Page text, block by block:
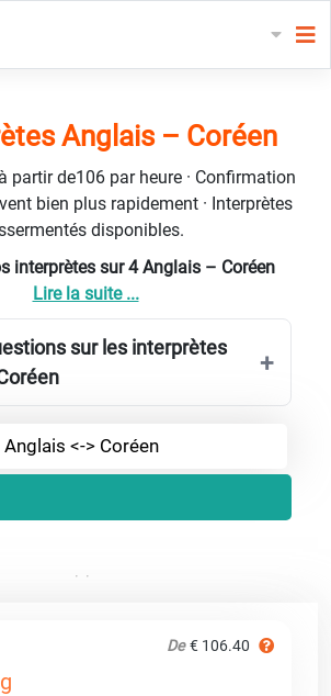
Anglais – Coréen
partir de106 par heure · Confirmation
bien plus rapidement · Interprètes
disponibles.
interprètes sur 4 Anglais – Coréen
Lire la suite ...
sur les interprètes
Anglais <-> Coréen
De € 106.40